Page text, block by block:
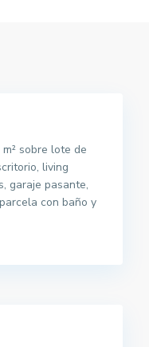
sobre lote de
living
garaje pasante,
con baño y